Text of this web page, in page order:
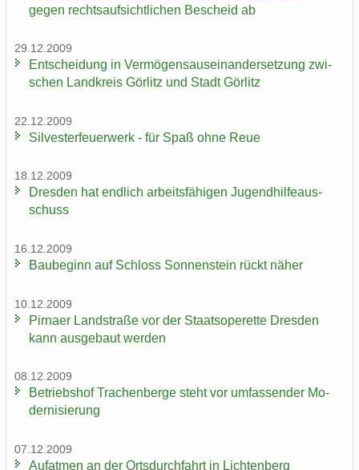
gegen rechts­auf­sicht­li­chen Be­scheid ab
29.12.2009
Ent­schei­dung in Ver­mö­gens­aus­ein­an­der­set­zung zwi­
schen Land­kreis Gör­litz und Stadt Gör­litz
22.12.2009
Sil­ves­ter­feu­er­werk - für Spaß ohne Reue
18.12.2009
Dres­den hat end­lich ar­beits­fä­hi­gen Ju­gend­hil­fe­aus­
schuss
16.12.2009
Bau­be­ginn auf Schloss Son­nen­stein rückt näher
10.12.2009
Pirna­er Land­stra­ße vor der Staats­ope­ret­te Dres­den
kann aus­ge­baut wer­den
08.12.2009
Be­triebs­hof Tra­chen­ber­ge steht vor um­fas­sen­der Mo­
der­ni­sie­rung
07.12.2009
Auf­at­men an der Orts­durch­fahrt in Lich­ten­berg